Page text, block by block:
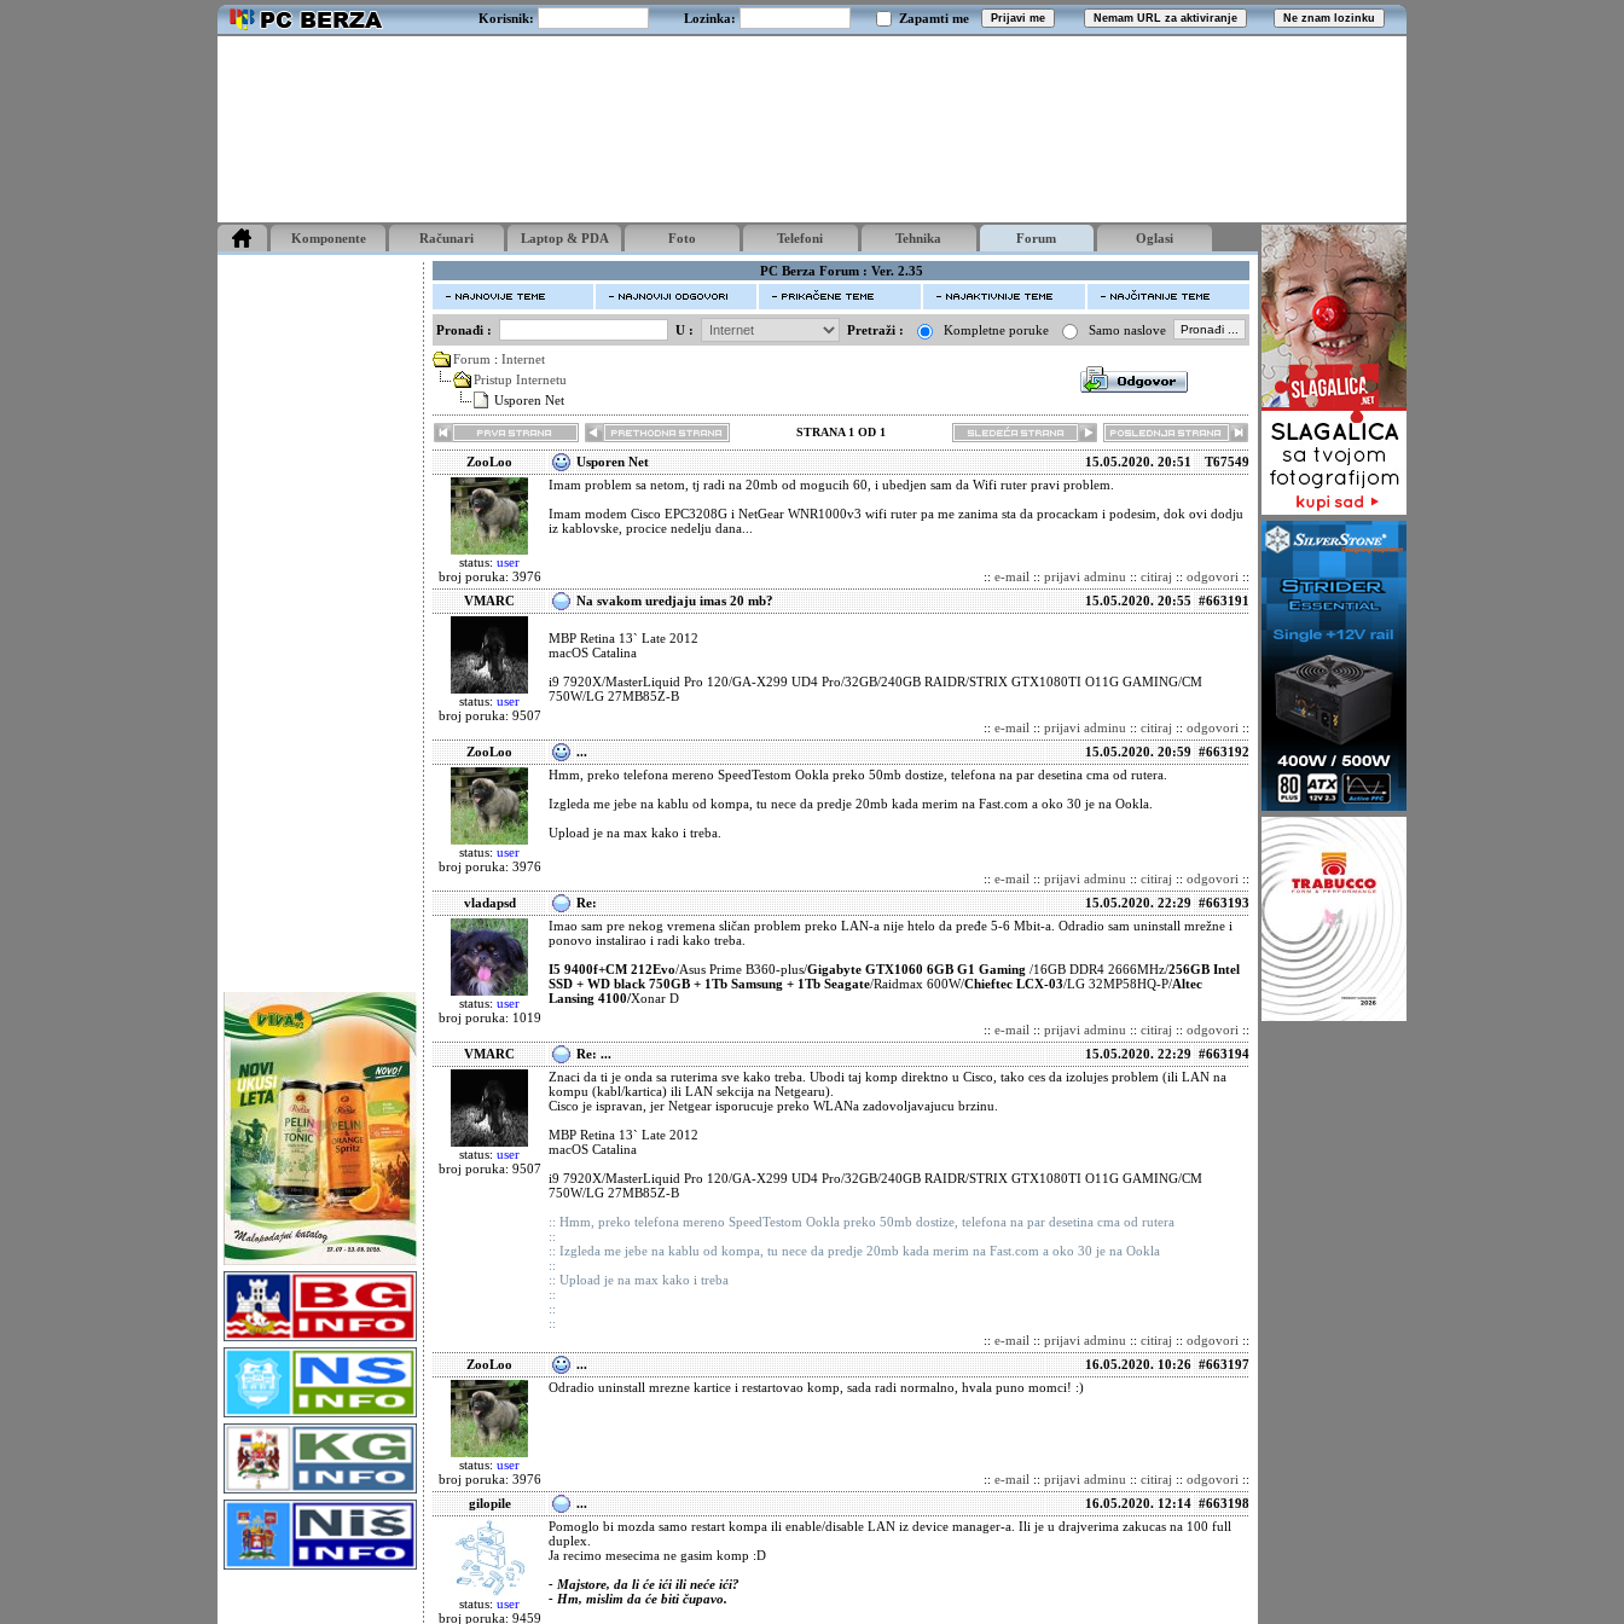
Korisnik: Lozinka: Zapamti me
Komponente Računari Laptop & PDA Foto Telefoni Tehnika Forum Oglasi
PC Berza Forum : Ver. 2.35
Pronađi : U : Pretraži : Kompletne poruke
Samo naslove
Forum : Internet
Pristup Internetu
Usporen Net
STRANA 1 OD 1
ZooLoo Usporen Net 15.05.2020. 20:51 T67549
status: user
broj poruka: 3976
Imam problem sa netom, tj radi na 20mb od mogucih 60, i ubedjen sam da Wifi ruter pravi problem.
Imam modem Cisco EPC3208G i NetGear WNR1000v3 wifi ruter pa me zanima sta da procackam i podesim, dok ovi dodju
iz kablovske, procice nedelju dana...
:: e-mail :: prijavi adminu :: citiraj :: odgovori ::
VMARC
Na svakom uredjaju imas 20 mb? 15.05.2020. 20:55 #663191
status: user
broj poruka: 9507
MBP Retina 13` Late 2012
macOS Catalina
i9 7920X/MasterLiquid Pro 120/GA-X299 UD4 Pro/32GB/240GB RAIDR/STRIX GTX1080TI O11G GAMING/CM
750W/LG 27MB85Z-B
:: e-mail :: prijavi adminu :: citiraj :: odgovori ::
ZooLoo
... 15.05.2020. 20:59 #663192
status: user
broj poruka: 3976
Hmm, preko telefona mereno SpeedTestom Ookla preko 50mb dostize, telefona na par desetina cma od rutera.
Izgleda me jebe na kablu od kompa, tu nece da predje 20mb kada merim na Fast.com a oko 30 je na Ookla.
Upload je na max kako i treba.
:: e-mail :: prijavi adminu :: citiraj :: odgovori ::
vladapsd
Re: 15.05.2020. 22:29 #663193
status: user
broj poruka: 1019
Imao sam pre nekog vremena sličan problem preko LAN-a nije htelo da pređe 5-6 Mbit-a. Odradio sam uninstall mrežne i
ponovo instalirao i radi kako treba.
I5 9400f+CM 212Evo/Asus Prime B360-plus/Gigabyte GTX1060 6GB G1 Gaming /16GB DDR4 2666MHz/256GB Intel
SSD + WD black 750GB + 1Tb Samsung + 1Tb Seagate/Raidmax 600W/Chieftec LCX-03/LG 32MP58HQ-P/Altec
Lansing 4100/Xonar D
:: e-mail :: prijavi adminu :: citiraj :: odgovori ::
VMARC
Re: ... 15.05.2020. 22:29 #663194
status: user
broj poruka: 9507
Znaci da ti je onda sa ruterima sve kako treba. Ubodi taj komp direktno u Cisco, tako ces da izolujes problem (ili LAN na
kompu (kabl/kartica) ili LAN sekcija na Netgearu).
Cisco je ispravan, jer Netgear isporucuje preko WLANa zadovoljavajucu brzinu.
MBP Retina 13` Late 2012
macOS Catalina
i9 7920X/MasterLiquid Pro 120/GA-X299 UD4 Pro/32GB/240GB RAIDR/STRIX GTX1080TI O11G GAMING/CM
750W/LG 27MB85Z-B
:: Hmm, preko telefona mereno SpeedTestom Ookla preko 50mb dostize, telefona na par desetina cma od rutera
::
:: Izgleda me jebe na kablu od kompa, tu nece da predje 20mb kada merim na Fast.com a oko 30 je na Ookla
::
:: Upload je na max kako i treba
::
::
::
:: e-mail :: prijavi adminu :: citiraj :: odgovori ::
ZooLoo
... 16.05.2020. 10:26 #663197
status: user
broj poruka: 3976
Odradio uninstall mrezne kartice i restartovao komp, sada radi normalno, hvala puno momci! :)
:: e-mail :: prijavi adminu :: citiraj :: odgovori ::
gilopile
... 16.05.2020. 12:14 #663198
status: user
broj poruka: 9459
Pomoglo bi mozda samo restart kompa ili enable/disable LAN iz device manager-a. Ili je u drajverima zakucas na 100 full
duplex.
Ja recimo mesecima ne gasim komp :D
- Majstore, da li će ići ili neće ići?
- Hm, mislim da će biti čupavo.